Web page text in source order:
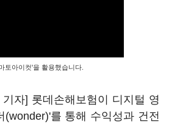
토아이컷'을 활용했습니다.
자] 롯데손해보험이 디지털 영
(wonder)'를 통해 수익성과 건전